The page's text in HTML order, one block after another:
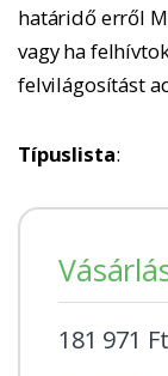
határidő erről
vagy ha
felvilágosítást
Típuslista:
181 971 Ft